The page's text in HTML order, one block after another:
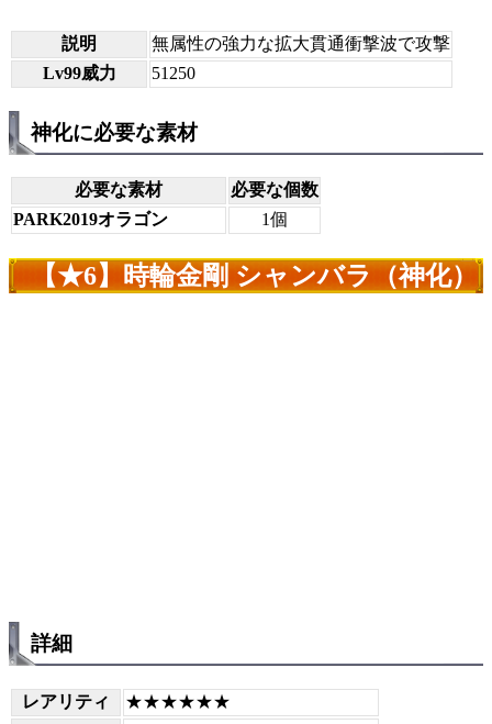
説明
無属性の強力な拡大貫通衝撃波で攻撃
Lv99威力
51250
神化に必要な素材
必要な素材
必要な個数
PARK2019オラゴン
1個
【★6】時輪金剛 シャンバラ（神化）
詳細
レアリティ
★★★★★★